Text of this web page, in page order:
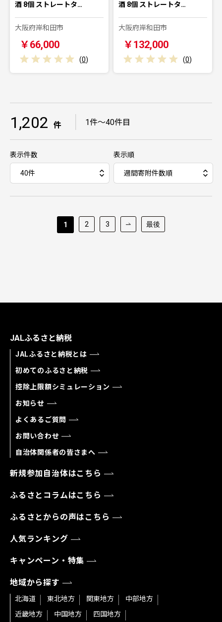
酒 8個 ストレートタ…
大阪府岸和田市
￥66,000
(0)
酒 8個 ストレートタ…
大阪府岸和田市
￥132,000
(0)
1,202 件 1件～40件目
表示件数 表示順
1 2 3 最後
JALふるさと納税
JALふるさと納税とは
初めてのふるさと納税
控除上限額シミュレーション
お知らせ
よくあるご質問
お問い合わせ
自治体関係者の皆さまへ
新規参加自治体はこちら
ふるさとコラムはこちら
ふるさとからの声はこちら
人気ランキング
キャンペーン・特集
地域から探す
北海道 東北地方 関東地方
中部地方
近畿地方
中国地方
四国地方